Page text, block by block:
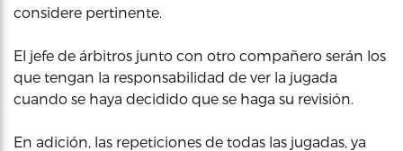
considere pertinente.
El jefe de árbitros junto con otro compañero serán los
que tengan la responsabilidad de ver la jugada
cuando se haya decidido que se haga su revisión.
En adición, las repeticiones de todas las jugadas, ya